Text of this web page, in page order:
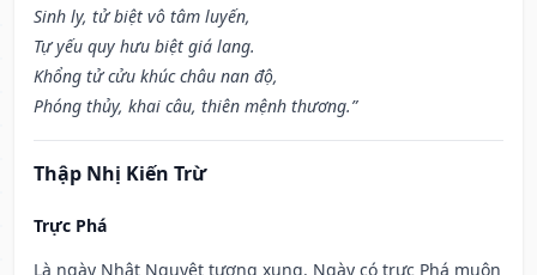
Sinh ly, tử biệt vô tâm luyến,
Tự yếu quy hưu biệt giá lang.
Khổng tử cửu khúc châu nan độ,
Phóng thủy, khai câu, thiên mệnh thương.”
Thập Nhị Kiến Trừ
Trực Phá
Là ngày Nhật Nguyệt tương xung. Ngày có trực Phá muôn